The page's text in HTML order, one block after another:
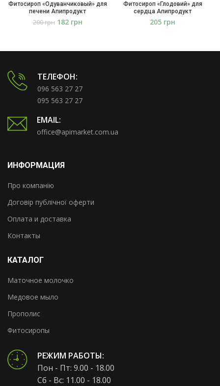
Фитосироп «Одуванчиковый» для
печени Апипродукт
200грн 182 грн
Фитосироп «Глодовий» для
сердца Апипродукт
грн
ТЕЛЕФОН:
096 563 27 27
095 563 27 27
EMAIL:
office@apimarket.com.ua
ИНФОРМАЦИЯ
Про компанію
Договір публічної оферти
Оплата и доставка
Контакты
КАТАЛОГ
Маточное молочко
Медовое мыло
Прополис
Фитосиропы
РЕЖИМ РАБОТЫ:
Пон - Пт: 9.00 - 18.00
Сб - Вс: 11.00 - 18.00